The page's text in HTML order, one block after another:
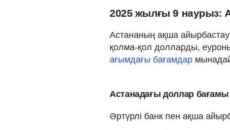
2025 жылғы 9 наурыз:
Астананың ақша
қолма-қол долларды,
ағымдағы бағамдар
Астанадағы доллар бағамы
Әртүрлі банк пен ақша